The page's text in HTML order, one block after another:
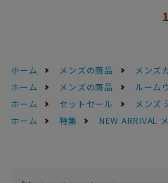
ホーム メンズの商品 メンズ
ホーム
メンズの商品 ルーム
ホーム
セットセール
メンズ
ホーム
特集 NEW ARRIVAL